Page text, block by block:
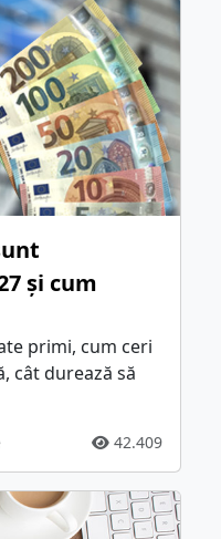
și cum
primi, cum ceri
cât durează să
42.409